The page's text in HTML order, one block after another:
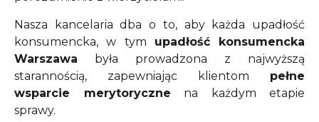
Nasza kancelaria dba o to, aby każda upadłość
konsumencka, w tym upadłość konsumencka
Warszawa była prowadzona z najwyższą
starannością, zapewniając klientom pełne
wsparcie merytoryczne na każdym etapie
sprawy.